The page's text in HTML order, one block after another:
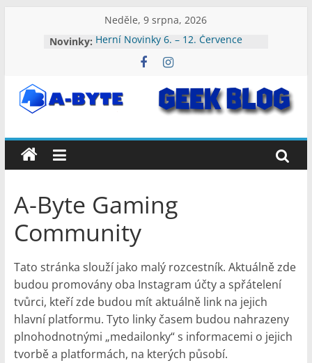
Neděle, 9 srpna, 2026
Novinky: Herní Novinky 6. – 12. Července
Herní Novinky 3. – 9. Srpna 2026
Srpna 2026
Herní Novinky 20. – 26. Července
Herní Novinky 13. – 19. Července
A-
Byte:
Geek
Blog
A-
Byte
Blog
–
Geek
Noviny
A-Byte Gaming
Community
Tato stránka slouží jako malý rozcestník. Aktuálně zde
budou promovány oba Instagram účty a spřátelení
tvůrci, kteří zde budou mít aktuálně link na jejich
hlavní platformu. Tyto linky časem budou nahrazeny
plnohodnotnými „medailonky“ s informacemi o jejich
tvorbě a platformách, na kterých působí.